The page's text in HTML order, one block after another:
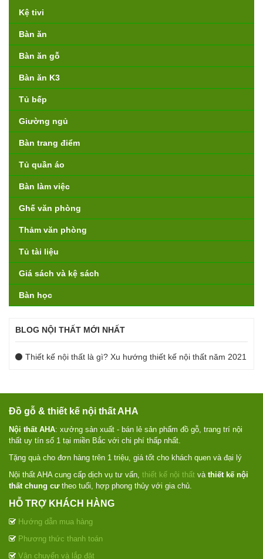
Kệ tivi
Bàn ăn
Bàn ăn gỗ
Bàn ăn K3
Tủ bếp
Giường ngủ
Bàn trang điểm
Tủ quần áo
Bàn làm việc
Ghế văn phòng
Thảm văn phòng
Tủ tài liệu
Giá sách và kệ sách
Bàn học
BLOG NỘI THẤT MỚI NHẤT
Thiết kế nội thất là gì? Xu hướng thiết kế nội thất năm 2021
Đồ gỗ & thiết kế nội thất AHA
Nội thất AHA: xưởng sản xuất - bán lẻ sản phẩm đồ gỗ, trang trí nội
thất uy tín số 1 tại miền Bắc với chi phí thấp nhất.
Tặng quà cho đơn hàng trên 1 triệu, giá tốt cho khách quen và đại lý
Nội thất AHA cung cấp dịch vụ tư vấn, thiết kế nội thất và thiết kế nội
thất chung cưtheo tuổi, hợp phong thủy với gia chủ.
HỖ TRỢ KHÁCH HÀNG
Hướng dẫn mua hàng
Phương thức thanh toán
Vận chuyển và lắp đặt